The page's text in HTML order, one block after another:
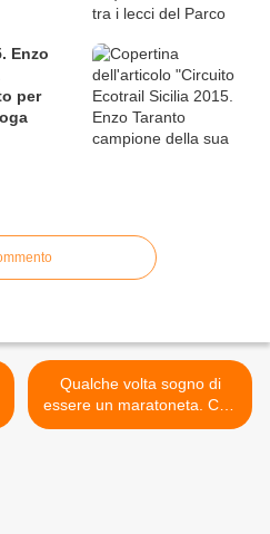
Enzo
per
Qualche volta sogno di
essere un maratoneta. Con
Montale, un pensiero a tutti